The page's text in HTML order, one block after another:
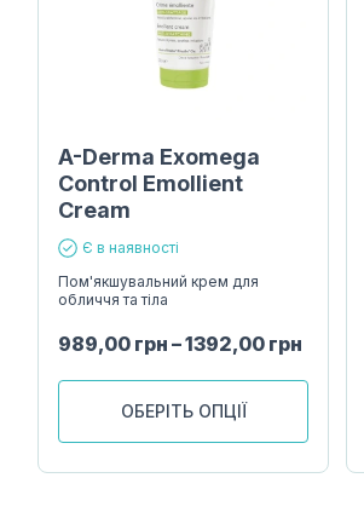
A-Derma Exomega
Control Emollient
Cream
Є в наявності
Пом'якшувальний крем для
обличчя та тіла
989,00 грн –1392,00 грн
ОБЕРІТЬ ОПЦІЇ